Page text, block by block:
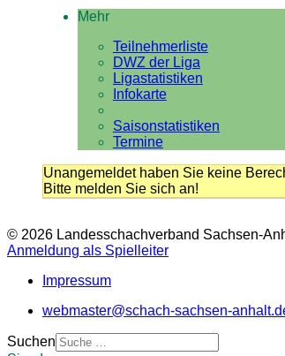
Mehr
Teilnehmerliste
DWZ der Liga
Ligastatistiken
Infokarte
Saisonstatistiken
Termine
Unangemeldet haben Sie keine
Bitte melden Sie sich an!
© 2026 Landesschachverband Sachsen-
Anmeldung als Spielleiter
Impressum
webmaster@schach-sachsen-
Suchen